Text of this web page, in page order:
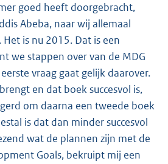
goed heeft doorgebracht,
Abeba, naar wij allemaal
is nu 2015. Dat is een
we stappen over van de MDG
vraag gaat gelijk daarover.
en dat boek succesvol is,
om daarna een tweede boek
is dat dan minder succesvol
wat de plannen zijn met de
Goals, bekruipt mij een